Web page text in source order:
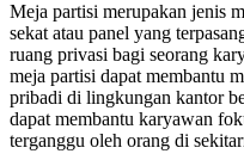
Meja partisi merupakan jenis
sekat atau panel yang
ruang privasi bagi seorang
meja partisi dapat membantu
pribadi di lingkungan kantor
dapat membantu karyawan
terganggu oleh orang di